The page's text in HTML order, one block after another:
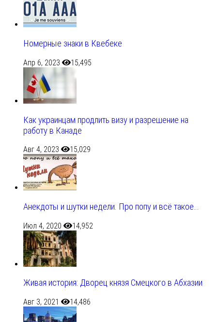
Номерные знаки в Квебеке
Апр 6, 2023 15,495
Как украинцам продлить визу и разрешение на
работу в Канаде
Авг 4, 2023 15,029
Анекдоты и шутки недели. Про попу и всё такое…
Июл 4, 2020 14,952
Живая история: Дворец князя Смецкого в Абхазии
Авг 3, 2021 14,486